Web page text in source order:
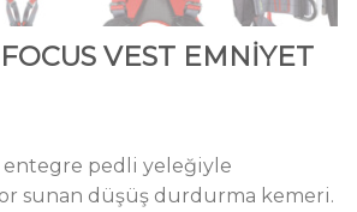
VEST EMNİYET
entegre pedli yeleğiyle
sunan düşüş durdurma kemeri.